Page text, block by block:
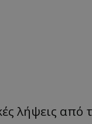
λήψεις από